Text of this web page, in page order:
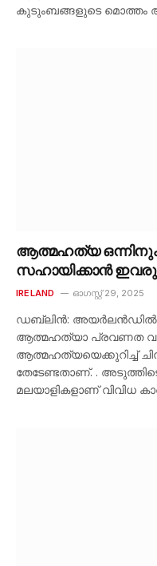
കുടുംബങ്ങളുടെ മൊത്തം
ആത്മഹത്യ ഒന്നിനും
സഹായിക്കാൻ
IRELAND ഓഗസ്റ്റ്‌ 29, 2025
ഡബ്ലിൻ: അയർലൻഡിൽ
ആത്മഹത്യാ പ്രവണത
ആത്മഹത്യയെക്കുറിച്ച്
തേടേണ്ടതാണ്. .
മലയാളികളാണ് വിവിധ